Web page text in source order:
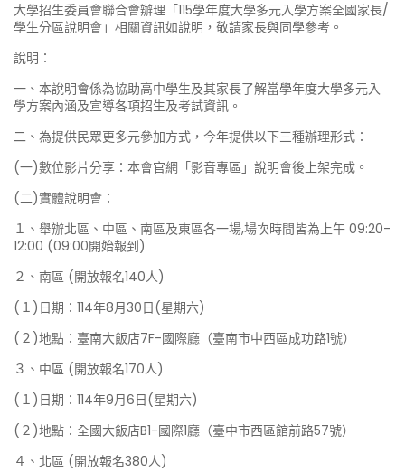
大學招生委員會聯合會辦理「115學年度大學多元入學方案全國家長/
學生分區說明會」相關資訊如說明，敬請家長與同學參考。
說明：
一、本說明會係為協助高中學生及其家長了解當學年度大學多元入
學方案內涵及宣導各項招生及考試資訊。
二、為提供民眾更多元參加方式，今年提供以下三種辦理形式：
(一)數位影片分享：本會官網「影音專區」說明會後上架完成。
(二)實體說明會：
１、舉辦北區、中區、南區及東區各一場,場次時間皆為上午 09:20-
12:00 (09:00開始報到)
２、南區 (開放報名140人)
(１)日期：114年8月30日(星期六)
(２)地點：臺南大飯店7F-國際廳（臺南市中西區成功路1號）
３、中區 (開放報名170人)
(１)日期：114年9月6日(星期六)
(２)地點：全國大飯店B1-國際1廳（臺中市西區館前路57號）
４、北區 (開放報名380人)